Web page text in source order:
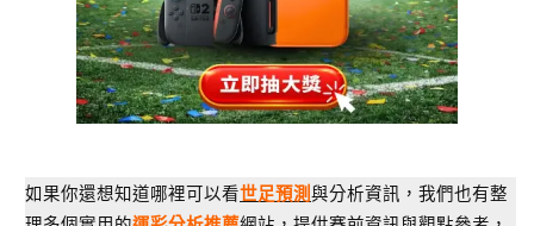
如果你還想知道哪裡可以看世足預測與分析資訊，我們也有整